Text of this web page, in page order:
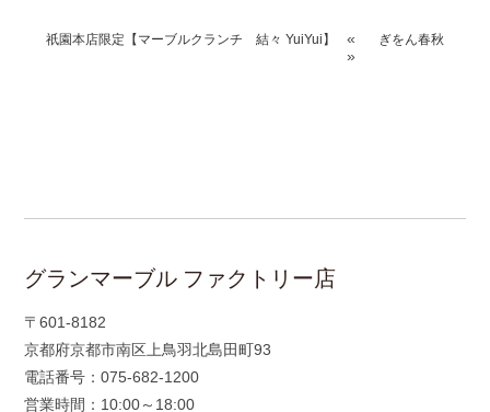
«
祇園本店限定【マーブルクランチ 結々 YuiYui】 ぎをん春秋
»
グランマーブル ファクトリー店
〒601-8182
京都府京都市南区上鳥羽北島田町93
電話番号：075-682-1200
営業時間：10:00～18:00